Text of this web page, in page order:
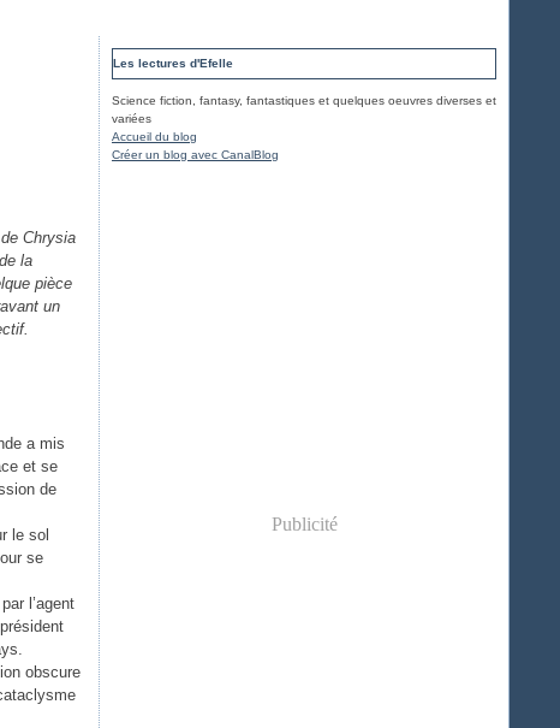
Chrysia
la
pièce
un
a mis
et se
de
le sol
se
l’agent
obscure
Les lectures d'Efelle
Science fiction, fantasy, fantastiques et quelques oeuvres diverses et
variées
Accueil du blog
Créer un blog avec CanalBlog
Publicité